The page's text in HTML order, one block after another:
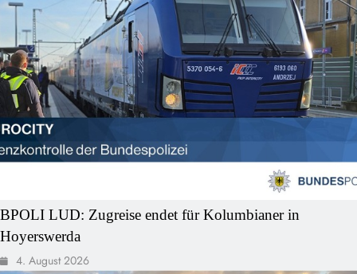
BPOLI LUD: Zugreise endet für Kolumbianer in
Hoyerswerda
4. August 2026